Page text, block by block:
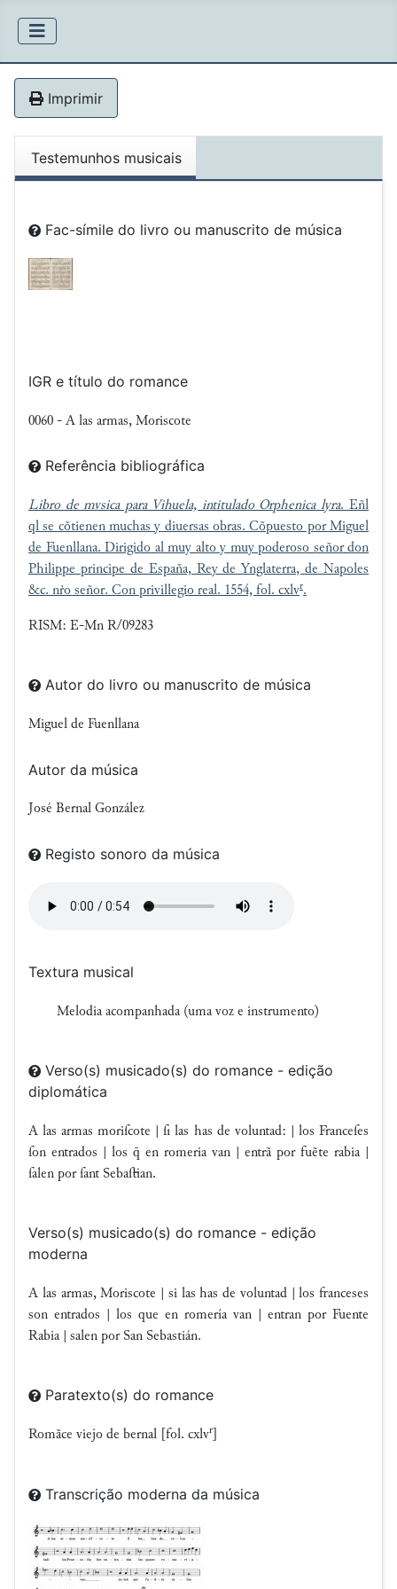
Imprimir
Testemunhos musicais
Fac-símile do livro ou manuscrito de música
IGR e título do romance
0060 - A las armas, Moriscote
Referência bibliográfica
Libro de mvsica para Vihuela, intitulado Orphenica lyra. Eñl
ql se cõtienen muchas y diuersas obras. Cõpuesto por Miguel
de Fuenllana. Dirigido al muy alto y muy poderoso señor don
Philippe principe de España, Rey de Ynglaterra, de Napoles
&c. nṙo señor. Con privillegio real. 1554, fol. cxlvr.
RISM: E-Mn R/09283
Autor do livro ou manuscrito de música
Miguel de Fuenllana
Autor da música
José Bernal González
Registo sonoro da música
Textura musical
Melodia acompanhada (uma voz e instrumento)
diplomática
A las armas moriſcote | ſi las has de voluntad: | los Franceſes
ſon entrados | los  en romeria van | entrã por fuẽte rabia |
ſalen por ſant Sebaſtian.
Verso(s) musicado(s) do romance - edição
moderna
A las armas, Moriscote | si las has de voluntad | los franceses
son entrados | los que en romería van | entran por Fuente
Rabia | salen por San Sebastián.
Paratexto(s) do romance
Romãce viejo de bernal [fol. cxlvr
Transcrição moderna da música